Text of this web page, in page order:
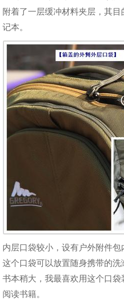
附着了一层缓冲材料夹层，其
记本。
内层口袋较小，设有户外附件包
这个口袋可以放置随身携带的
书本稍大，我最喜欢用这个口
阅读书籍。